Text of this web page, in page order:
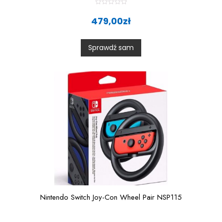
t
0
o
u
t
479,00zł
Sprawdź sam
Nintendo Switch Joy-Con Wheel Pair NSP115